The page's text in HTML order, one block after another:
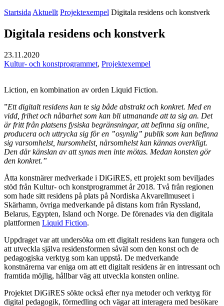
Startsida Aktuellt Projektexempel Digitala residens och konstverk
Digitala residens och konstverk
23.11.2020
Kultur- och konstprogrammet, Projektexempel
Liction, en kombination av orden Liquid Fiction.
”Ett digitalt residens kan te sig både abstrakt och konkret. Med en
vidd, frihet och nåbarhet som kan bli utmanande att ta sig an. Det
är fritt från platsens fysiska begränsningar, att befinna sig online,
producera och uttrycka sig för en ”osynlig” publik som kan befinna
sig varsomhelst, hursomhelst, närsomhelst kan kännas overkligt.
Den där känslan av att synas men inte mötas. Medan konsten gör
den konkret.”
Åtta konstnärer medverkade i DiGiRES, ett projekt som beviljades
stöd från Kultur- och konstprogrammet år 2018. Två från regionen
som hade sitt residens på plats på Nordiska Akvarellmuseet i
Skärhamn, övriga medverkande på distans kom från Ryssland,
Belarus, Egypten, Island och Norge. De förenades via den digitala
plattformen Liquid Fiction.
Uppdraget var att undersöka om ett digitalt residens kan fungera och
att utveckla själva residensformen såväl som den konst och de
pedagogiska verktyg som kan uppstå. De medverkande
konstnärerna var eniga om att ett digitalt residens är en intressant och
framtida möjlig, hållbar väg att utveckla konsten online.
Projektet DiGiRES sökte också efter nya metoder och verktyg för
digital pedagogik, förmedling och vägar att interagera med besökare